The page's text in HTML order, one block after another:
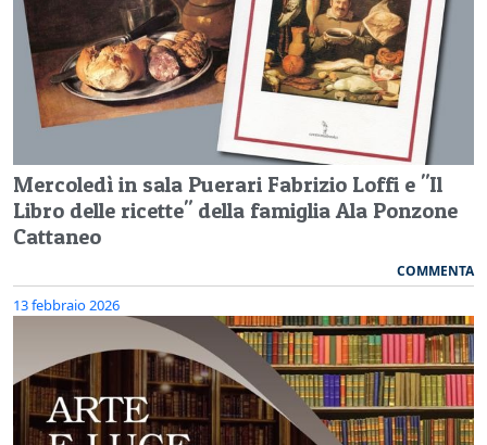
Mercoledì in sala Puerari Fabrizio Loffi e "Il
Libro delle ricette" della famiglia Ala Ponzone
Cattaneo
COMMENTA
13 febbraio 2026